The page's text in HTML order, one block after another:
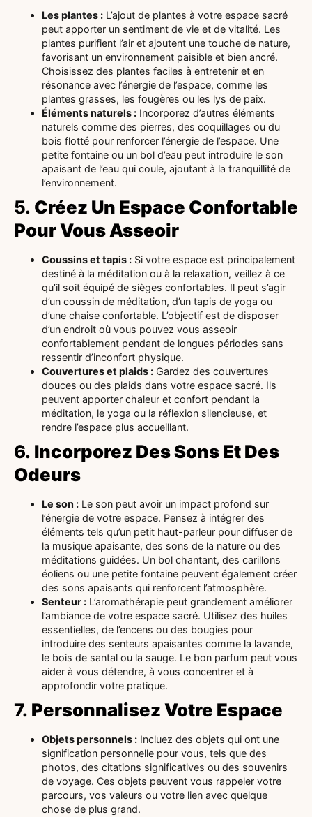
Les plantes : L’ajout de plantes à votre espace sacré
peut apporter un sentiment de vie et de vitalité. Les
plantes purifient l’air et ajoutent une touche de nature,
favorisant un environnement paisible et bien ancré.
Choisissez des plantes faciles à entretenir et en
résonance avec l’énergie de l’espace, comme les
plantes grasses, les fougères ou les lys de paix.
Éléments naturels : Incorporez d’autres éléments
naturels comme des pierres, des coquillages ou du
bois flotté pour renforcer l’énergie de l’espace. Une
petite fontaine ou un bol d’eau peut introduire le son
apaisant de l’eau qui coule, ajoutant à la tranquillité de
l’environnement.
5. Créez Un Espace Confortable
Pour Vous Asseoir
Coussins et tapis : Si votre espace est principalement
destiné à la méditation ou à la relaxation, veillez à ce
qu’il soit équipé de sièges confortables. Il peut s’agir
d’un coussin de méditation, d’un tapis de yoga ou
d’une chaise confortable. L’objectif est de disposer
d’un endroit où vous pouvez vous asseoir
confortablement pendant de longues périodes sans
ressentir d’inconfort physique.
Couvertures et plaids : Gardez des couvertures
douces ou des plaids dans votre espace sacré. Ils
peuvent apporter chaleur et confort pendant la
méditation, le yoga ou la réflexion silencieuse, et
rendre l’espace plus accueillant.
6. Incorporez Des Sons Et Des
Odeurs
Le son : Le son peut avoir un impact profond sur
l’énergie de votre espace. Pensez à intégrer des
éléments tels qu’un petit haut-parleur pour diffuser de
la musique apaisante, des sons de la nature ou des
méditations guidées. Un bol chantant, des carillons
éoliens ou une petite fontaine peuvent également créer
des sons apaisants qui renforcent l’atmosphère.
Senteur : L’aromathérapie peut grandement améliorer
l’ambiance de votre espace sacré. Utilisez des huiles
essentielles, de l’encens ou des bougies pour
introduire des senteurs apaisantes comme la lavande,
le bois de santal ou la sauge. Le bon parfum peut vous
aider à vous détendre, à vous concentrer et à
approfondir votre pratique.
7. Personnalisez Votre Espace
Objets personnels : Incluez des objets qui ont une
signification personnelle pour vous, tels que des
photos, des citations significatives ou des souvenirs
de voyage. Ces objets peuvent vous rappeler votre
parcours, vos valeurs ou votre lien avec quelque
chose de plus grand.